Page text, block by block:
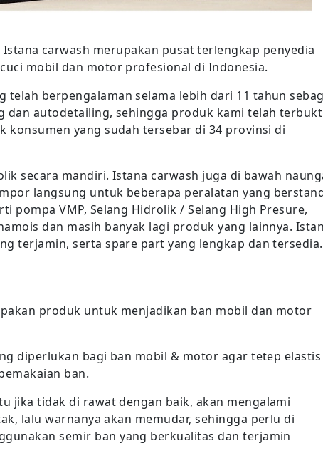
Istana carwash merupakan pusat terlengkap penyedia
mobil dan motor profesional di Indonesia.
telah berpengalaman selama lebih dari 11 tahun
dan autodetailing, sehingga produk kami telah
konsumen yang sudah tersebar di 34 provinsi di
secara mandiri. Istana carwash juga di bawah
langsung untuk beberapa peralatan yang
pompa VMP, Selang Hidrolik / Selang High Presure,
dan masih banyak lagi produk yang lainnya.
terjamin, serta spare part yang lengkap dan tersedia.
produk untuk menjadikan ban mobil dan motor
diperlukan bagi ban mobil & motor agar tetep elastis
ban.
jika tidak di rawat dengan baik, akan mengalami
lalu warnanya akan memudar, sehingga perlu di
semir ban yang berkualitas dan terjamin